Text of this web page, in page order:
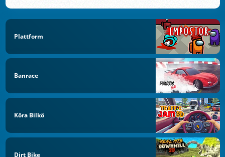
Plattform
Banrace
Köra Bilkö
Dirt Bike